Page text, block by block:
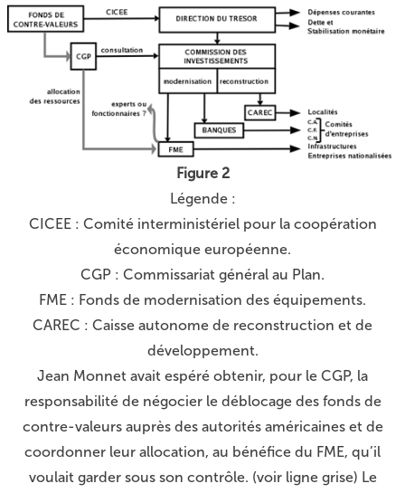
Figure 2
Légende :
CICEE : Comité interministériel pour la coopération
économique européenne.
CGP : Commissariat général au Plan.
FME : Fonds de modernisation des équipements.
CAREC : Caisse autonome de reconstruction et de
développement.
Jean Monnet avait espéré obtenir, pour le CGP, la
responsabilité de négocier le déblocage des fonds de
contre-valeurs auprès des autorités américaines et de
coordonner leur allocation, au bénéfice du FME, qu’il
voulait garder sous son contrôle. (voir ligne grise) Le